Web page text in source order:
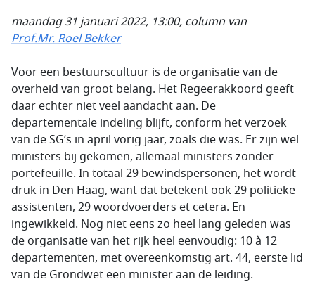
maandag 31 januari 2022, 13:00, column van
Prof.Mr. Roel Bekker
Voor een bestuurscultuur is de organisatie van de
overheid van groot belang. Het Regeerakkoord geeft
daar echter niet veel aandacht aan. De
departementale indeling blijft, conform het verzoek
van de SG’s in april vorig jaar, zoals die was. Er zijn wel
ministers bij gekomen, allemaal ministers zonder
portefeuille. In totaal 29 bewindspersonen, het wordt
druk in Den Haag, want dat betekent ook 29 politieke
assistenten, 29 woordvoerders et cetera. En
ingewikkeld. Nog niet eens zo heel lang geleden was
de organisatie van het rijk heel eenvoudig: 10 à 12
departementen, met overeenkomstig art. 44, eerste lid
van de Grondwet een minister aan de leiding.